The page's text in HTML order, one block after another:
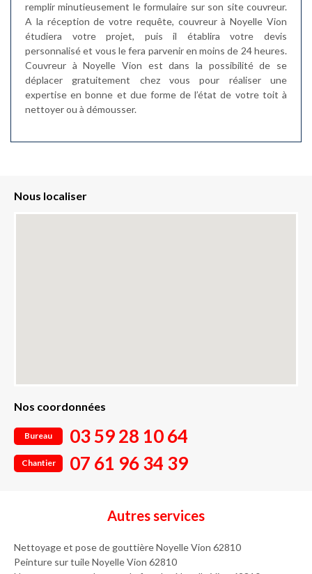
remplir minutieusement le formulaire sur son site couvreur.
A la réception de votre requête, couvreur à Noyelle Vion
étudiera votre projet, puis il établira votre devis
personnalisé et vous le fera parvenir en moins de 24 heures.
Couvreur à Noyelle Vion est dans la possibilité de se
déplacer gratuitement chez vous pour réaliser une
expertise en bonne et due forme de l’état de votre toit à
nettoyer ou à démousser.
Nous localiser
Nos coordonnées
Bureau 03 59 28 10 64
Chantier 07 61 96 34 39
Autres services
Nettoyage et pose de gouttière Noyelle Vion 62810
Peinture sur tuile Noyelle Vion 62810